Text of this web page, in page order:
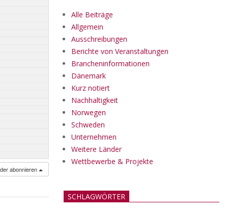
abonnieren
Alle Beiträge
Allgemein
Ausschreibungen
Berichte von Veranstaltungen
Brancheninformationen
Dänemark
Kurz notiert
Nachhaltigkeit
Norwegen
Schweden
Unternehmen
Weitere Länder
Wettbewerbe & Projekte
SCHLAGWÖRTER